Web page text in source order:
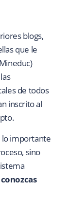
blogs,
que le
de todos
inscrito al
lo importante
sino